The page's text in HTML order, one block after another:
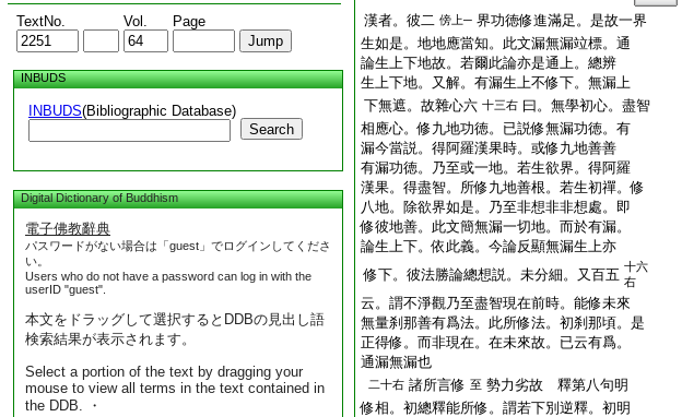
TextNo. Vol. Page
INBUDS
INBUDS(Bibliographic Database)
Search
Digital Dictionary of Buddhism
電子佛教辭典
パスワードがない場合は「guest」でログインしてくださ
い。
Users who do not have a password can log in with the
userID "guest".
本文をドラッグして選択するとDDBの見出し語
検索結果が表示されます。
Select a portion of the text by dragging your
mouse to view all terms in the text contained in
the DDB. ・
漢者。彼二 傍 上─ 界功徳修進滿足。是故一界
生如是。地地應當知。此文漏無漏竝標。通
論生上下地故。若爾此論亦是通上。總辨
生上下地。又解。有漏生上不修下。無漏上
下無遮。故雜心六 十三右 曰。無學初心。盡智
相應心。修九地功徳。已説修無漏功徳。有
漏今當説。得阿羅漢果時。或修九地善善
有漏功徳。乃至或一地。若生欲界。得阿羅
漢果。得盡智。所修九地善根。若生初禪。修
八地。除欲界如是。乃至非想非非想處。即
修彼地善。此文簡無漏一切地。而於有漏。
論生上下。依此義。今論反顯無漏生上亦
修下。彼法勝論總想説。未分細。又百五 十六
右
云。謂不淨觀乃至盡智現在前時。能修未來
無量刹那善有爲法。此所修法。初刹那頃。是
正得修。而非現在。在未來故。已云有爲。
通漏無漏也
二十右 諸所言修 至 勢力劣故 釋第八句明
修相。初總釋能所修。謂若下別逆釋。初明